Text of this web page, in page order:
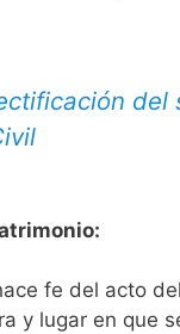
del
fe del acto
y lugar en que